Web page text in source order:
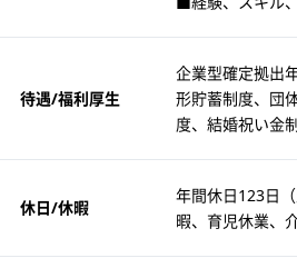
待遇/福利厚生
企業型確定拠出
形貯蓄制度、団
度、結婚祝い金
休日/休暇
年間休日123日
暇、育児休業、